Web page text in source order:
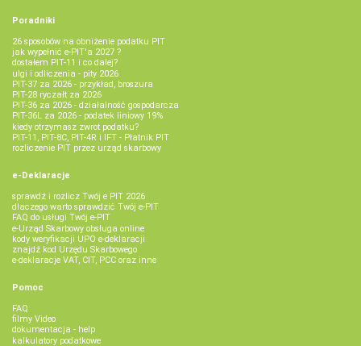
Poradniki
26 sposobów na obniżenie podatku PIT
jak wypełnić e-PIT'a 2027 ?
dostałem PIT-11 i co dalej?
ulgi i odliczenia - pity 2026
PIT-37 za 2026 - przykład, broszura
PIT-28 ryczałt za 2026
PIT-36 za 2026 - działalność gospodarcza
PIT-36L za 2026 - podatek liniowy 19%
kiedy otrzymasz zwrot podatku?
PIT-11, PIT-8C, PIT-4R i IFT - Płatnik PIT
rozliczenie PIT przez urząd skarbowy
e-Deklaracje
sprawdź i rozlicz Twój e PIT 2026
dlaczego warto sprawdzić Twój e-PIT
FAQ do usługi Twój e-PIT
e-Urząd Skarbowy obsługa online
kody weryfikacji UPO e-deklaracji
znajdź kod Urzędu Skarbowego
e-deklaracje VAT, CIT, PCC oraz inne
Pomoc
FAQ
filmy Video
dokumentacja - help
kalkulatory podatkowe